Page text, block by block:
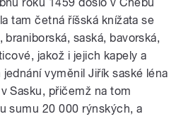
tam četná říšská knížata se
saská, bavorská,
jakož i jejich kapely a
vyměnil Jiřík saské léna
Sasku, přičemž na tom
sumu 20 000 rýnských, a